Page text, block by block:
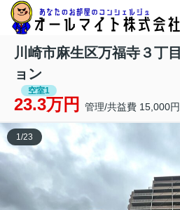
川崎市麻生区万福寺３丁
ョン
空室1
23.3万円 管理/共益費 15,000円
1/23